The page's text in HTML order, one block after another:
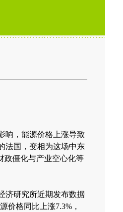
响，能源价格上涨导致
法国，变相为这场中东
政僵化与产业空心化等
济研究所近期发布数据
价格同比上涨7.3%，